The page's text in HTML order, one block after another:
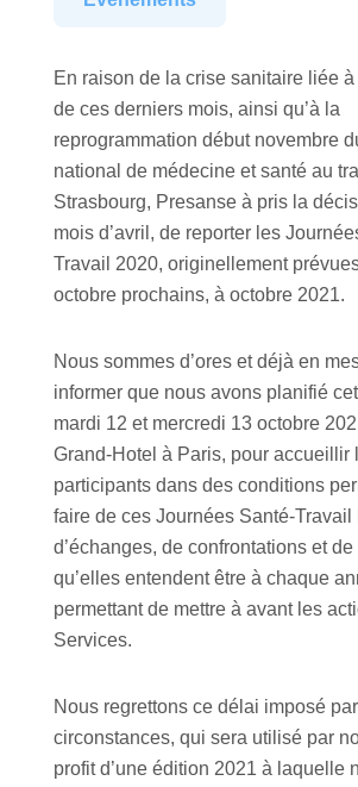
En raison de la crise sanitaire liée
de ces derniers mois, ainsi qu’à la
reprogrammation début novembre
national de médecine et santé au
Strasbourg, Presanse à pris la
mois d’avril, de reporter les
Travail 2020, originellement
octobre prochains, à octobre 2021.
Nous sommes d’ores et déjà en
informer que nous avons planifié
mardi 12 et mercredi 13 octobre
Grand-Hotel à Paris, pour accueillir
participants dans des conditions
faire de ces Journées Santé-Travail
d’échanges, de confrontations et
qu’elles entendent être à chaque
permettant de mettre à avant les
Services.
Nous regrettons ce délai imposé
circonstances, qui sera utilisé par
profit d’une édition 2021 à laquelle